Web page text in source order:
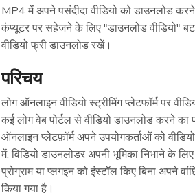
MP4 में अपने पसंदीदा वीडियो को डाउनलोड
कंप्यूटर पर सहेजने के लिए "डाउनलोड
वीडियो फ्री डाउनलोड रखें।
परिचय
लोग ऑनलाइन वीडियो स्ट्रीमिंग प्लेटफॉर्म पर
कई लोग वेब पोर्टल से वीडियो डाउनलोड करने
ऑनलाइन प्लेटफ़ॉर्म अपने उपयोगकर्ताओं को
में, विडियो डाउनलोडर अपनी भूमिका निभाने के
प्रोग्राम या प्लगइन को इंस्टॉल किए बिना अपने
किया गया है।